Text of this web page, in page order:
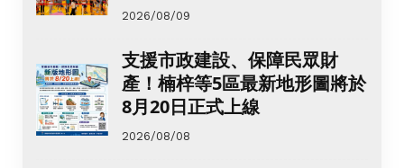
2026/08/09
支援市政建設、保障民眾財
產！楠梓等5區最新地形圖將於
8月20日正式上線
2026/08/08